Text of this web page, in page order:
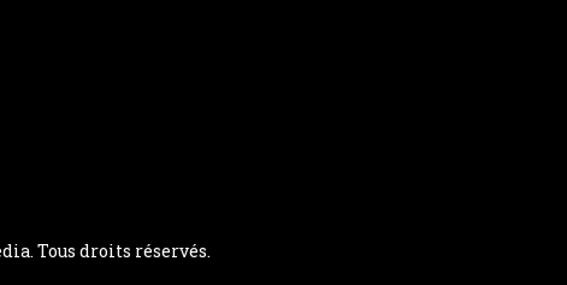
Tous droits réservés.